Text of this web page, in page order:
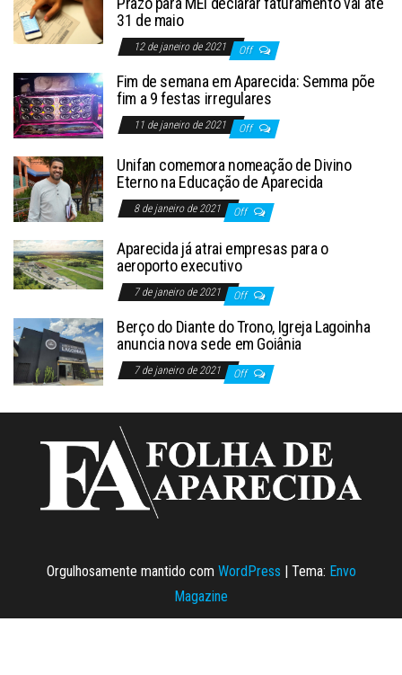
31 de maio
12 de janeiro de 2021 Off
Fim de semana em Aparecida: Semma põe
fim a 9 festas irregulares
11 de janeiro de 2021 Off
Unifan comemora nomeação de Divino
Eterno na Educação de Aparecida
8 de janeiro de 2021 Off
Aparecida já atrai empresas para o
aeroporto executivo
7 de janeiro de 2021 Off
Berço do Diante do Trono, Igreja Lagoinha
anuncia nova sede em Goiânia
7 de janeiro de 2021 Off
Orgulhosamente mantido com WordPress | Tema: Envo
Magazine